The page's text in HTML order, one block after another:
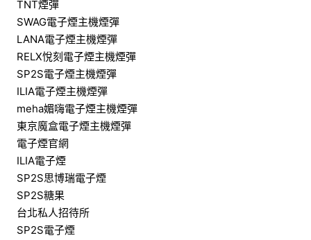
TNT煙彈
SWAG電子煙主機煙彈
LANA電子煙主機煙彈
RELX悅刻電子煙主機煙彈
SP2S電子煙主機煙彈
ILIA電子煙主機煙彈
meha媚嗨電子煙主機煙彈
東京魔盒電子煙主機煙彈
電子煙官網
ILIA電子煙
SP2S思博瑞電子煙
SP2S糖果
台北私人招待所
SP2S電子煙